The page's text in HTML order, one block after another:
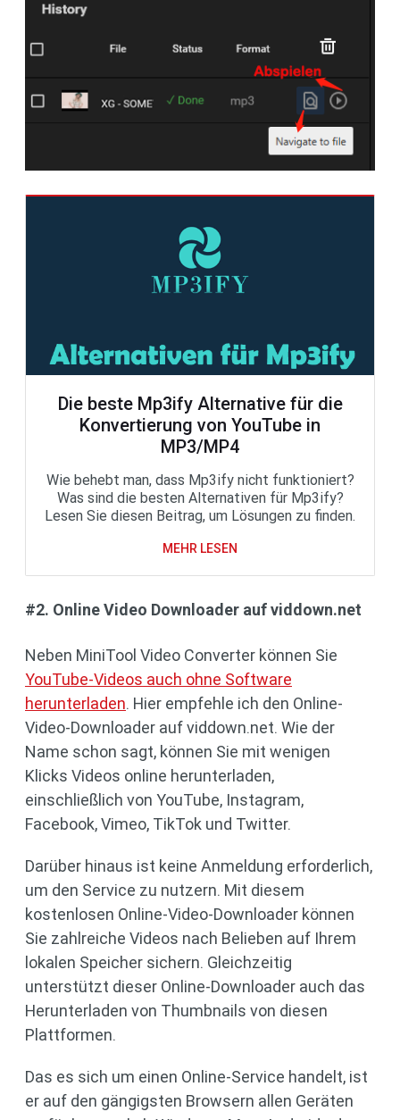
Die beste Mp3ify Alternative für die
Konvertierung von YouTube in
MP3/MP4
Wie behebt man, dass Mp3ify nicht funktioniert?
Was sind die besten Alternativen für Mp3ify?
Lesen Sie diesen Beitrag, um Lösungen zu finden.
MEHR LESEN
#2. Online Video Downloader auf viddown.net
Neben MiniTool Video Converter können Sie
YouTube-Videos auch ohne Software
herunterladen. Hier empfehle ich den Online-
Video-Downloader auf viddown.net. Wie der
Name schon sagt, können Sie mit wenigen
Klicks Videos online herunterladen,
einschließlich von YouTube, Instagram,
Facebook, Vimeo, TikTok und Twitter.
Darüber hinaus ist keine Anmeldung erforderlich,
um den Service zu nutzern. Mit diesem
kostenlosen Online-Video-Downloader können
Sie zahlreiche Videos nach Belieben auf Ihrem
lokalen Speicher sichern. Gleichzeitig
unterstützt dieser Online-Downloader auch das
Herunterladen von Thumbnails von diesen
Plattformen.
Das es sich um einen Online-Service handelt, ist
er auf den gängigsten Browsern allen Geräten